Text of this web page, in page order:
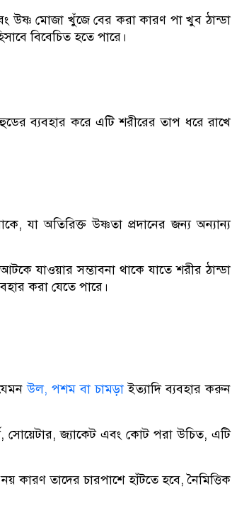
উষ্ণ মোজা খুঁজে বের করা কারণ পা খুব ঠান্ডা
বিবেচিত হতে পারে।
ব্যবহার করে এটি শরীরের তাপ ধরে রাখে
যা অতিরিক্ত উষ্ণতা প্রদানের জন্য অন্যান্য
যাওয়ার সম্ভাবনা থাকে যাতে শরীর ঠান্ডা
করা যেতে পারে।
উল, পশম বা চামড়া ইত্যাদি ব্যবহার করুন
সোয়েটার, জ্যাকেট এবং কোট পরা উচিত, এটি
তাদের চারপাশে হাঁটতে হবে, নৈমিত্তিক